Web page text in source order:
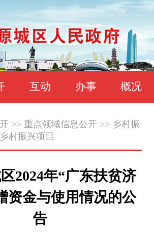
互动 办事 概况
>> 重点领域信息公开>> 乡村振
乡村振兴项目
2024年“广东扶贫济
资金与使用情况的公
告